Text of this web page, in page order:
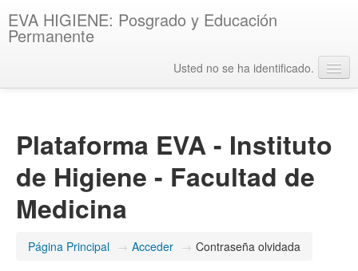
EVA HIGIENE: Posgrado y Educación
Permanente
Usted no se ha identificado.
Plataforma EVA - Instituto
de Higiene - Facultad de
Medicina
Página Principal → Acceder → Contraseña olvidada